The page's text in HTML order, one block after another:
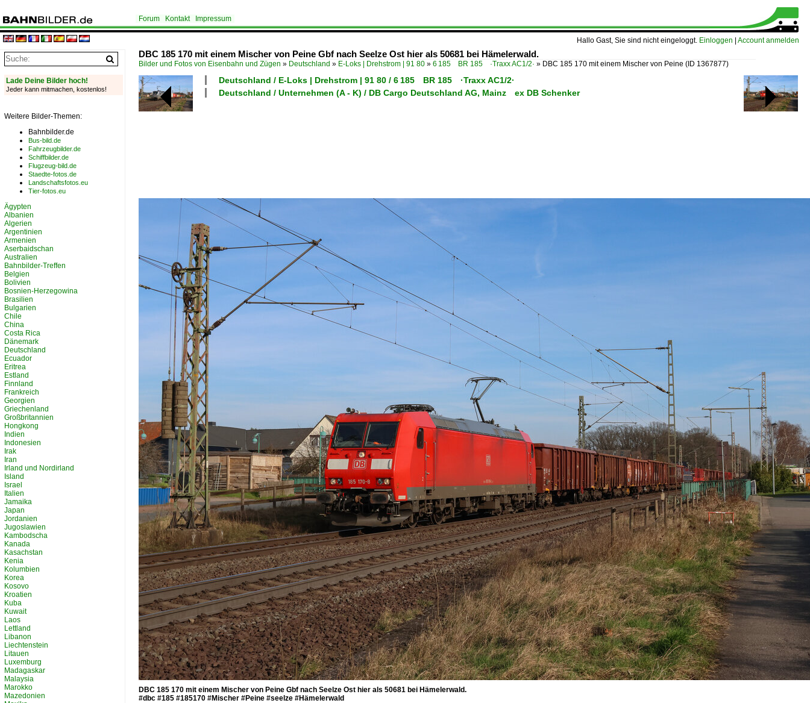
Hallo Gast, Sie sind nicht eingeloggt. Einloggen Account anmelden
Forum Kontakt Impressum
DBC 185 170 mit einem Mischer von Peine Gbf nach Seelze Ost hier als 50681 bei Hämelerwald.
Bilder und Fotos von Eisenbahn und Zügen » Deutschland » E-Loks | Drehstrom | 91 80 » 6 185 BR 185 ·Traxx AC1/2· » DBC 185 170 mit einem Mischer von Peine (ID 1367877)
Deutschland / E-Loks | Drehstrom | 91 80 / 6 185 BR 185 ·Traxx AC1/2·
Deutschland / Unternehmen (A - K) / DB Cargo Deutschland AG, Mainz ex DB Schenker
DBC 185 170 mit einem Mischer von Peine Gbf nach Seelze Ost hier als 50681 bei Hämelerwald.
#dbc #185 #185170 #Mischer #Peine #seelze #Hämelerwald
Lade Deine Bilder hoch!
Jeder kann mitmachen, kostenlos!
Weitere Bilder-Themen:
Bahnbilder.de
Bus-bild.de
Fahrzeugbilder.de
Schiffbilder.de
Flugzeug-bild.de
Staedte-fotos.de
Landschaftsfotos.eu
Tier-fotos.eu
Ägypten
Albanien
Algerien
Argentinien
Armenien
Aserbaidschan
Australien
Bahnbilder-Treffen
Belgien
Bolivien
Bosnien-Herzegowina
Brasilien
Bulgarien
Chile
China
Costa Rica
Dänemark
Deutschland
Ecuador
Eritrea
Estland
Finnland
Frankreich
Georgien
Griechenland
Großbritannien
Hongkong
Indien
Indonesien
Irak
Iran
Irland und Nordirland
Island
Israel
Italien
Jamaika
Japan
Jordanien
Jugoslawien
Kambodscha
Kanada
Kasachstan
Kenia
Kolumbien
Korea
Kosovo
Kroatien
Kuba
Kuwait
Laos
Lettland
Libanon
Liechtenstein
Litauen
Luxemburg
Madagaskar
Malaysia
Marokko
Mazedonien